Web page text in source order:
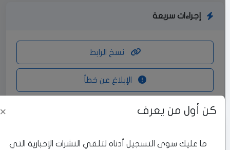
إجراءات سريعة
الإبلاغ عن خطأ
كن أول من يعرف ×
ما عليك سوى التسجيل أدناه لتلقي النشرات الإخبارية التي